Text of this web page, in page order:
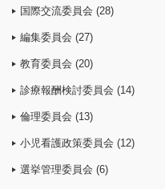
国際交流委員会 (28)
編集委員会 (27)
教育委員会 (20)
診療報酬検討委員会 (14)
倫理委員会 (13)
小児看護政策委員会 (12)
選挙管理委員会 (6)